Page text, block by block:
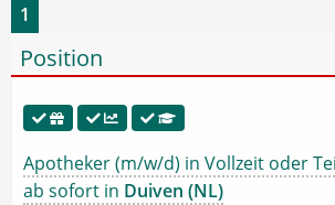
1
Position
Apotheker (m/w/d) in Vollzeit oder
ab sofort in Duiven (NL)